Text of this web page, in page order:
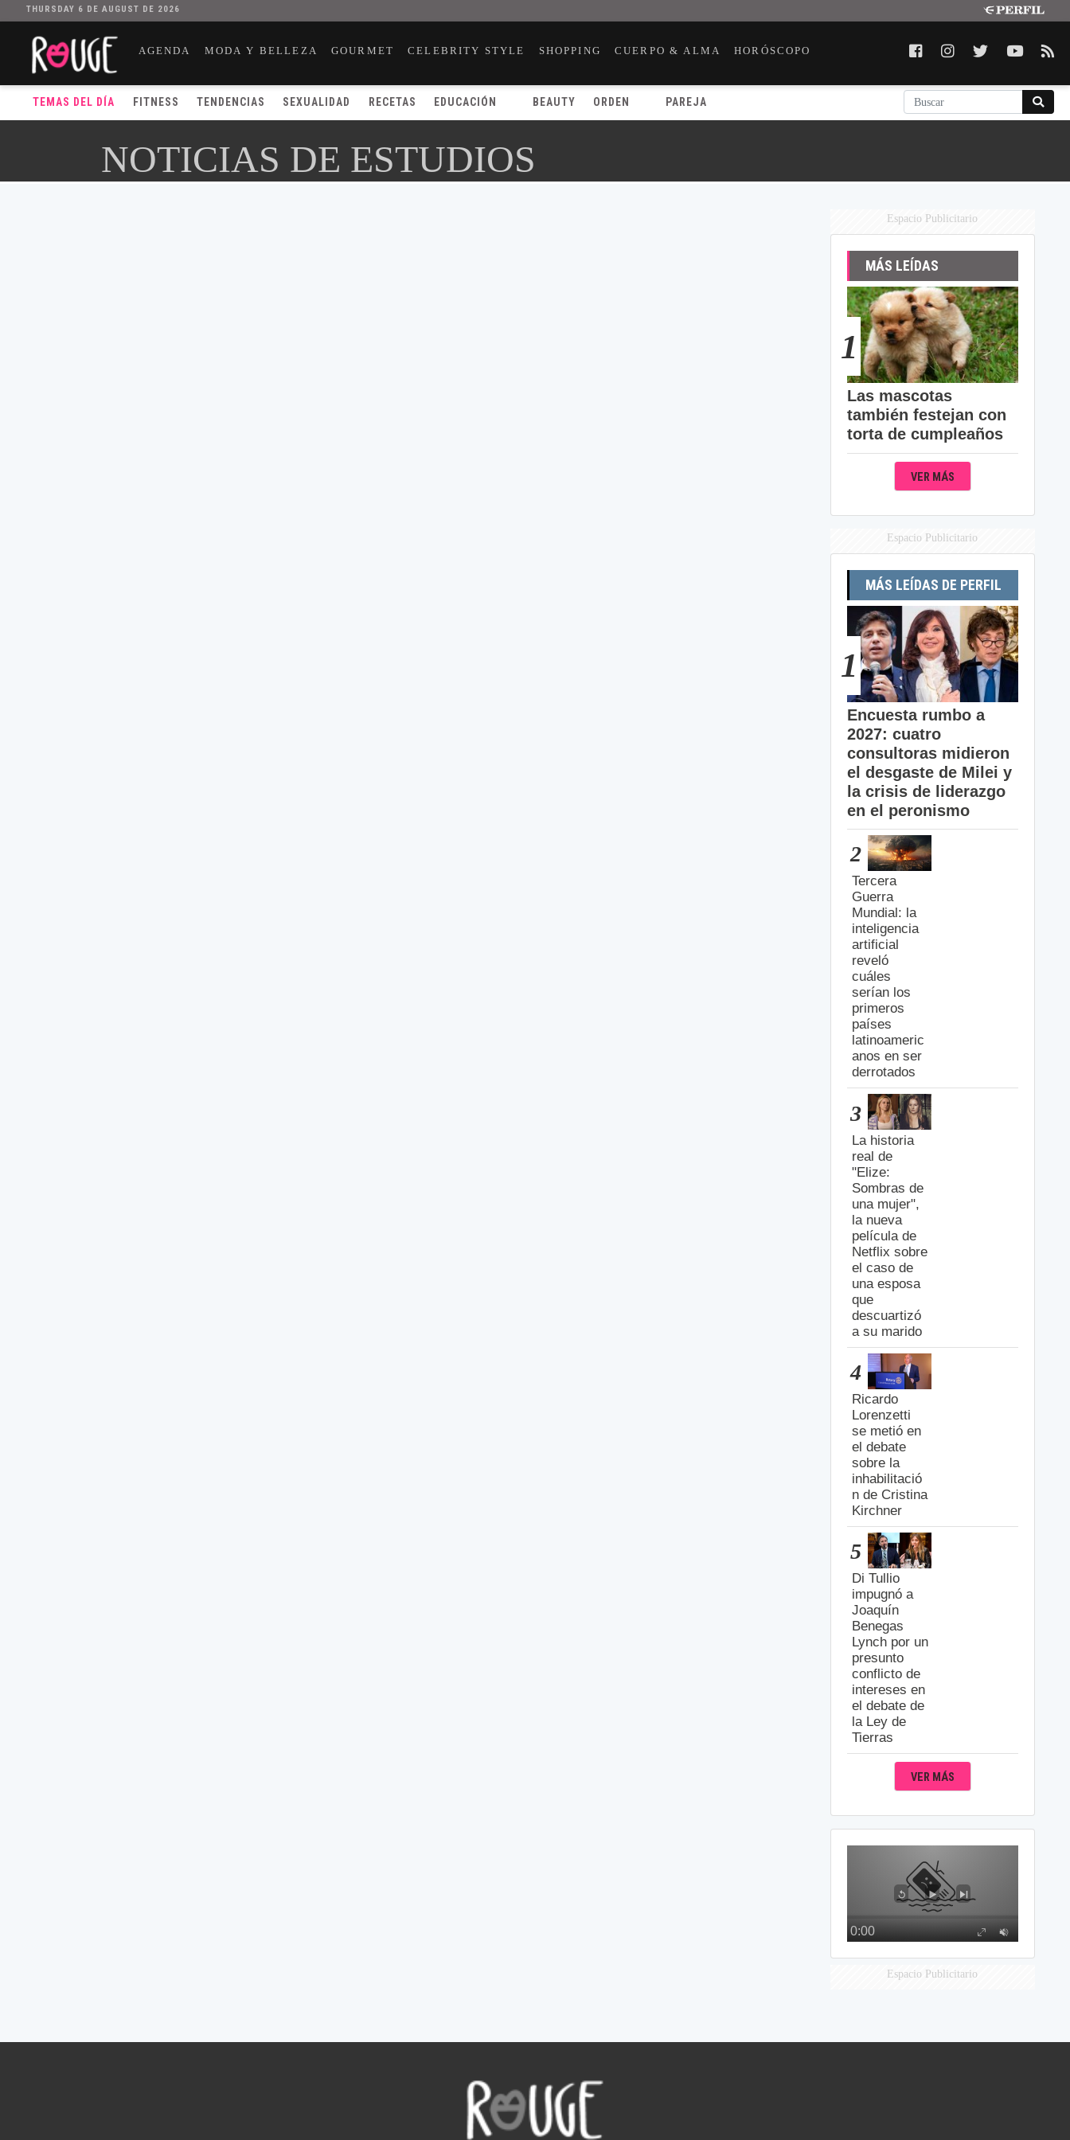
THURSDAY 6 DE AUGUST DE 2026
AGENDA MODA Y BELLEZA GOURMET CELEBRITY STYLE SHOPPING CUERPO & ALMA HORÓSCOPO
TEMAS DEL DÍA FITNESS TENDENCIAS SEXUALIDAD RECETAS EDUCACIÓN BEAUTY ORDEN PAREJA
NOTICIAS DE ESTUDIOS
Espacio Publicitario
MÁS LEÍDAS
1
Las mascotas
también festejan con
torta de cumpleaños
VER MÁS
Espacio Publicitario
MÁS LEÍDAS DE PERFIL
1
Encuesta rumbo a
2027: cuatro
consultoras midieron
el desgaste de Milei y
la crisis de liderazgo
en el peronismo
2
Tercera
Guerra
Mundial: la
inteligencia
artificial
reveló
cuáles
serían los
primeros
países
latinoameric
anos en ser
derrotados
3
La historia
real de
"Elize:
Sombras de
una mujer",
la nueva
película de
Netflix sobre
el caso de
una esposa
que
descuartizó
a su marido
4
Ricardo
Lorenzetti
se metió en
el debate
sobre la
inhabilitació
n de Cristina
Kirchner
5
Di Tullio
impugnó a
Joaquín
Benegas
Lynch por un
presunto
conflicto de
intereses en
el debate de
la Ley de
Tierras
VER MÁS
Espacio Publicitario